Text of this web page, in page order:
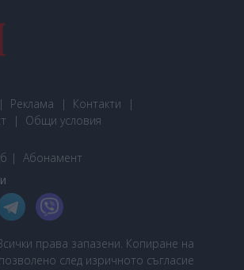
Реклама
Контакти
Общи условия
Абонамент
права запазени. Копиране на
след изричното съгласие